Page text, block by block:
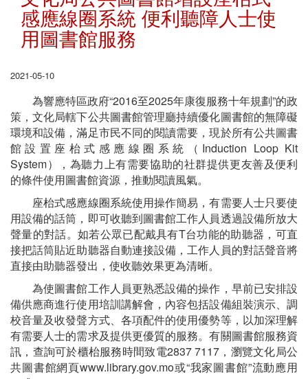
感應線圈系統 便利聽障人士使
用圖書館服務
2021-05-10
為響應特區政府“2016至2025年康復服務十年規劃”的政
策，文化局轄下公共圖書館管理廳持續優化圖書館的無障礙
環境和設備，滿足市民不同的閱讀需要，現於所有公共圖書
館設置座枱式感應線圈系統（Induction Loop Kit
System），為聽力上有需要協助的社群提供更友善及便利
的條件使用圖書館資源，推動閱讀風氣。
座枱式感應線圈系統使用操作簡易，有需要人士只要使
用設備的話筒，即可收聽到圖書館工作人員透過設備所放大
聲量的對話。如若公眾已配戴具有T台功能的助聽器，可直
接把話筒貼近助聽器自動連接設備，工作人員的對話聲音將
直接由助聽器發出，使收聽效果更為清晰。
為使圖書館工作人員更熟悉設備的操作，早前已安排設
備供應商進行使用培訓講解會，內容包括設備組裝演示、調
校音量及收發聲方式、各項配件的使用優勢等，以加深理解
有需要人士的需求及提供更優質的服務。有關圖書館服務資
訊，查詢可於櫃枱服務時間致電2837 7117，瀏覽文化局公
共圖書館網頁www.library.gov.mo或“我家圖書館”流動應用